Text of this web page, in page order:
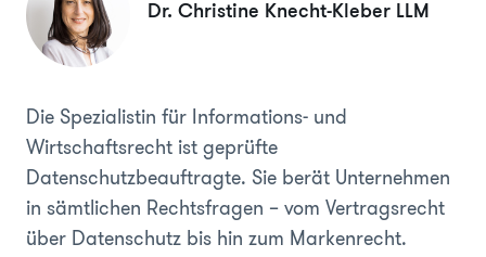
Dr. Christine Knecht-Kleber LLM
Die Spezialistin für Informations- und
Wirtschaftsrecht ist geprüfte
Datenschutzbeauftragte. Sie berät Unternehmen
in sämtlichen Rechtsfragen – vom Vertragsrecht
über Datenschutz bis hin zum Markenrecht.